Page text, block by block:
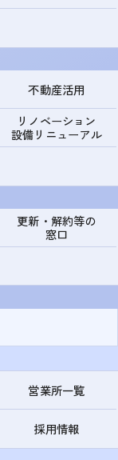
不動産活用
リノベーション
設備リニューアル
更新・解約等の
窓口
営業所一覧
採用情報